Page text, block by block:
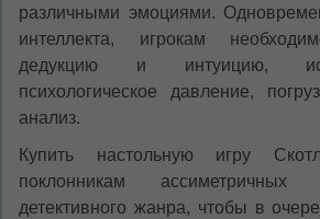
различными эмоциями.
интеллекта, игрокам
дедукцию и интуицию,
психологическое давление,
анализ.
Купить настольную игру
поклонникам ассиметричных
детективного жанра, чтобы в